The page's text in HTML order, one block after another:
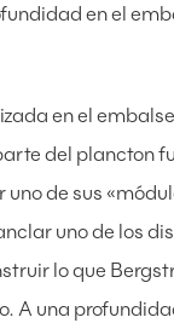
en el
en el
del plancton
uno de sus
uno de los
lo que
A una